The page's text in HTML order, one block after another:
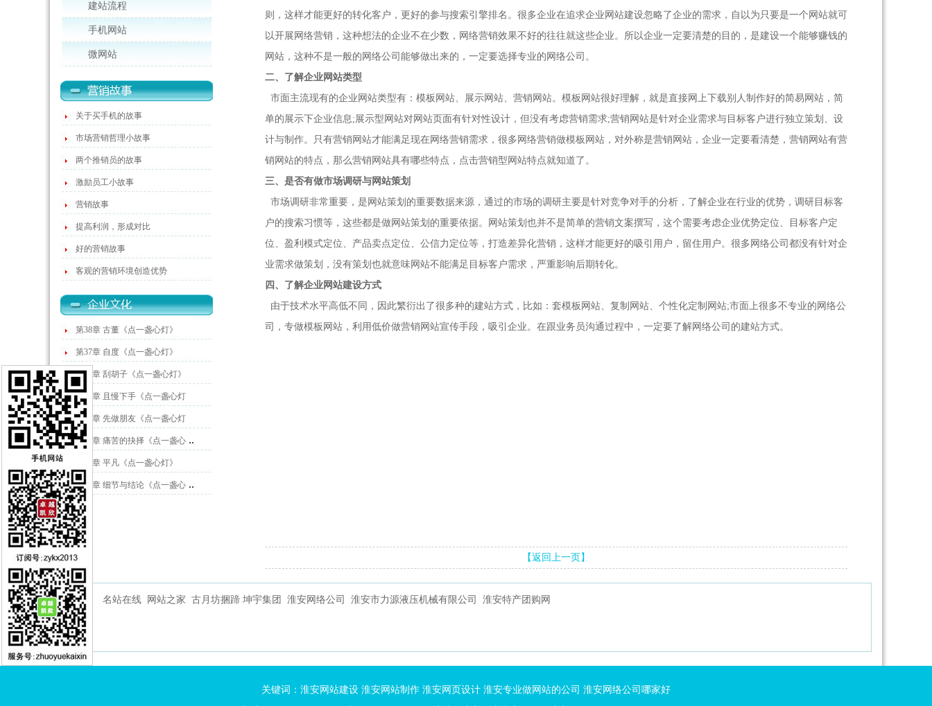
建站流程
手机网站
微网站
关于买手机的故事
市场营销哲理小故事
两个推销员的故事
激励员工小故事
营销故事
提高利润，形成对比
好的营销故事
客观的营销环境创造优势
第38章 古董《点一盏心灯》
第37章 自度《点一盏心灯》
第36章 刮胡子《点一盏心灯》
第35章 且慢下手《点一盏心灯
第34章 先做朋友《点一盏心灯
第33章 痛苦的抉择《点一盏心 ..
第32章 平凡《点一盏心灯》
第31章 细节与结论《点一盏心 ..
则，这样才能更好的转化客户，更好的参与搜索引擎排名。很多企业在追求企业网站建设忽略了企业的需求，自以为只要是一个网站就可
以开展网络营销，这种想法的企业不在少数，网络营销效果不好的往往就这些企业。所以企业一定要清楚的目的，是建设一个能够赚钱的
网站，这种不是一般的网络公司能够做出来的，一定要选择专业的网络公司。
二、了解企业网站类型
市面主流现有的企业网站类型有：模板网站、展示网站、营销网站。模板网站很好理解，就是直接网上下载别人制作好的简易网站，简
单的展示下企业信息;展示型网站对网站页面有针对性设计，但没有考虑营销需求;营销网站是针对企业需求与目标客户进行独立策划、设
计与制作。只有营销网站才能满足现在网络营销需求，很多网络营销做模板网站，对外称是营销网站，企业一定要看清楚，营销网站有营
销网站的特点，那么营销网站具有哪些特点，点击营销型网站特点就知道了。
三、是否有做市场调研与网站策划
市场调研非常重要，是网站策划的重要数据来源，通过的市场的调研主要是针对竞争对手的分析，了解企业在行业的优势，调研目标客
户的搜索习惯等，这些都是做网站策划的重要依据。网站策划也并不是简单的营销文案撰写，这个需要考虑企业优势定位、目标客户定
位、盈利模式定位、产品卖点定位、公信力定位等，打造差异化营销，这样才能更好的吸引用户，留住用户。很多网络公司都没有针对企
业需求做策划，没有策划也就意味网站不能满足目标客户需求，严重影响后期转化。
四、了解企业网站建设方式
由于技术水平高低不同，因此繁衍出了很多种的建站方式，比如：套模板网站、复制网站、个性化定制网站;市面上很多不专业的网络公
司，专做模板网站，利用低价做营销网站宣传手段，吸引企业。在跟业务员沟通过程中，一定要了解网络公司的建站方式。
【返回上一页】
名站在线 网站之家 古月坊捆蹄 坤宇集团 淮安网络公司 淮安市力源液压机械有限公司 淮安特产团购网
关键词： 淮安网站建设 淮安网站制作 淮安网页设计 淮安专业做网站的公司 淮安网络公司哪家好